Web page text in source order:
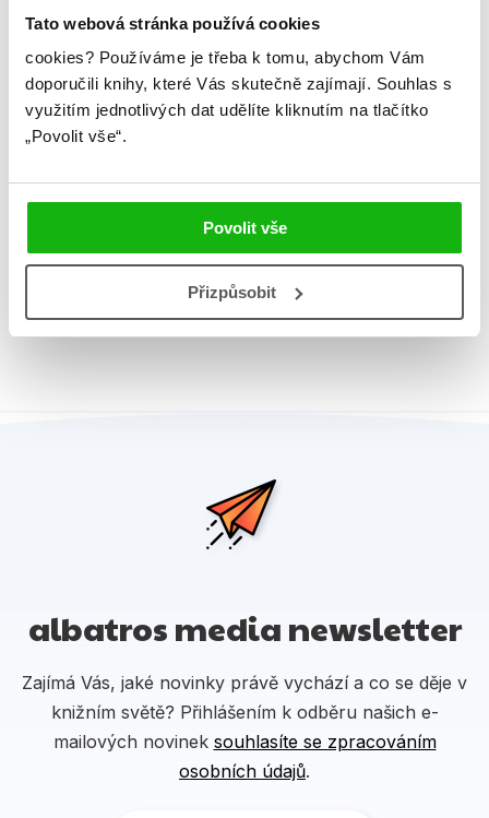
Tato webová stránka používá cookies
cookies? Používáme je třeba k tomu, abychom Vám
doporučili knihy, které Vás skutečně zajímají. Souhlas s
využitím jednotlivých dat udělíte kliknutím na tlačítko
„Povolit vše“.
Povolit vše
Přizpůsobit
Jazyk čeština
Ilustrátor Pixar
Řady Disney Pixar - Auta
3
Vazba měkké desky z kartonu
albatros media newsletter
Zajímá Vás, jaké novinky právě vychází a co se děje v
knižním světě? Přihlášením k odběru našich e-
mailových novinek souhlasíte se zpracováním
osobních údajů.